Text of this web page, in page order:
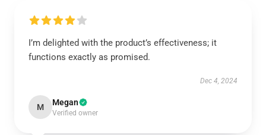
I’m delighted with the product’s effectiveness; it
functions exactly as promised.
Dec 4, 2024
M Megan
Verified owner